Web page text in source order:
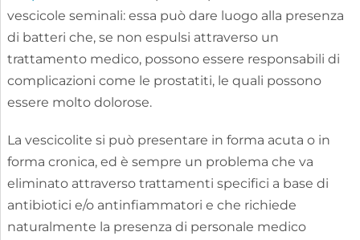
vescicole seminali: essa può dare luogo alla presenza
di batteri che, se non espulsi attraverso un
trattamento medico, possono essere responsabili di
complicazioni come le prostatiti, le quali possono
essere molto dolorose.
La vescicolite si può presentare in forma acuta o in
forma cronica, ed è sempre un problema che va
eliminato attraverso trattamenti specifici a base di
antibiotici e/o antinfiammatori e che richiede
naturalmente la presenza di personale medico